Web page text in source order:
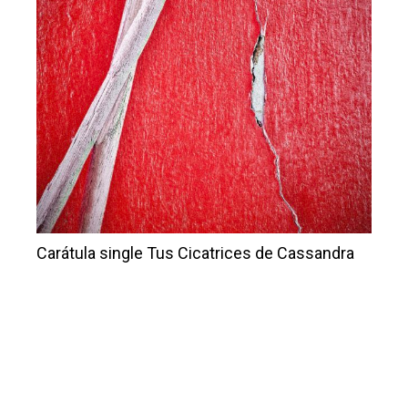
Carátula single Tus Cicatrices de Cassandra